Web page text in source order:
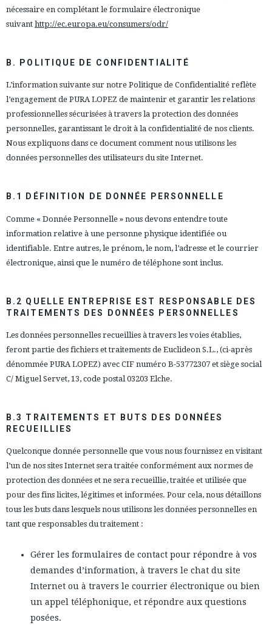
nécessaire en complétant le formulaire électronique
suivant http://ec.europa.eu/consumers/odr/
B. POLITIQUE DE CONFIDENTIALITÉ
L’information suivante sur notre Politique de Confidentialité reflète
l’engagement de PURA LOPEZ de maintenir et garantir les relations
professionnelles sécurisées à travers la protection des données
personnelles, garantissant le droit à la confidentialité de nos clients.
Nous expliquons dans ce document comment nous utilisons les
données personnelles des utilisateurs du site Internet.
B.1 DÉFINITION DE DONNÉE PERSONNELLE
Comme « Donnée Personnelle » nous devons entendre toute
information relative à une personne physique identifiée ou
identifiable. Entre autres, le prénom, le nom, l’adresse et le courrier
électronique, ainsi que le numéro de téléphone sont inclus.
B.2 QUELLE ENTREPRISE EST RESPONSABLE DES
TRAITEMENTS DES DONNÉES PERSONNELLES
Les données personnelles recueillies à travers les voies établies,
feront partie des fichiers et traitements de Euclideon S.L., (ci-après
dénommée PURA LOPEZ) avec CIF numéro B-53772307 et siège social
C/ Miguel Servet, 13, code postal 03203 Elche.
B.3 TRAITEMENTS ET BUTS DES DONNÉES
RECUEILLIES
Quelconque donnée personnelle que vous nous fournissez en visitant
l’un de nos sites Internet sera traitée conformément aux normes de
protection des données et ne sera recueillie, traitée et utilisée que
pour des fins licites, légitimes et informées. Pour cela, nous détaillons
tous les buts dans lesquels nous utilisons les données personnelles en
tant que responsables du traitement :
Gérer les formulaires de contact pour répondre à vos
demandes d’information, à travers le chat du site
Internet ou à travers le courrier électronique ou bien
un appel téléphonique, et répondre aux questions
posées.